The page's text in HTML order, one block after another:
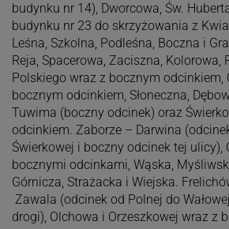
budynku nr 14), Dworcowa, Św.
budynku nr 23 do skrzyżowania z
Leśna, Szkolna, Podleśna, Boczna i
Reja, Spacerowa, Zaciszna, Kolorowa,
Polskiego wraz z bocznym odcinkiem,
bocznym odcinkiem, Słoneczna,
Tuwima (boczny odcinek) oraz
odcinkiem. Zaborze – Darwina
Świerkowej i boczny odcinek tej ulicy),
bocznymi odcinkami, Wąska,
Górnicza, Strażacka i Wiejska.
Zawala (odcinek od Polnej do
drogi), Olchowa i Orzeszkowej wraz z